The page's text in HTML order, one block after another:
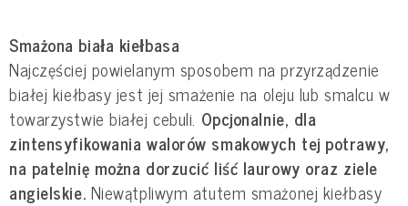
Smażona biała kiełbasa
Najczęściej powielanym sposobem na przyrządzenie
białej kiełbasy jest jej smażenie na oleju lub smalcu w
towarzystwie białej cebuli. Opcjonalnie, dla
zintensyfikowania walorów smakowych tej potrawy,
na patelnię można dorzucić liść laurowy oraz ziele
angielskie. Niewątpliwym atutem smażonej kiełbasy